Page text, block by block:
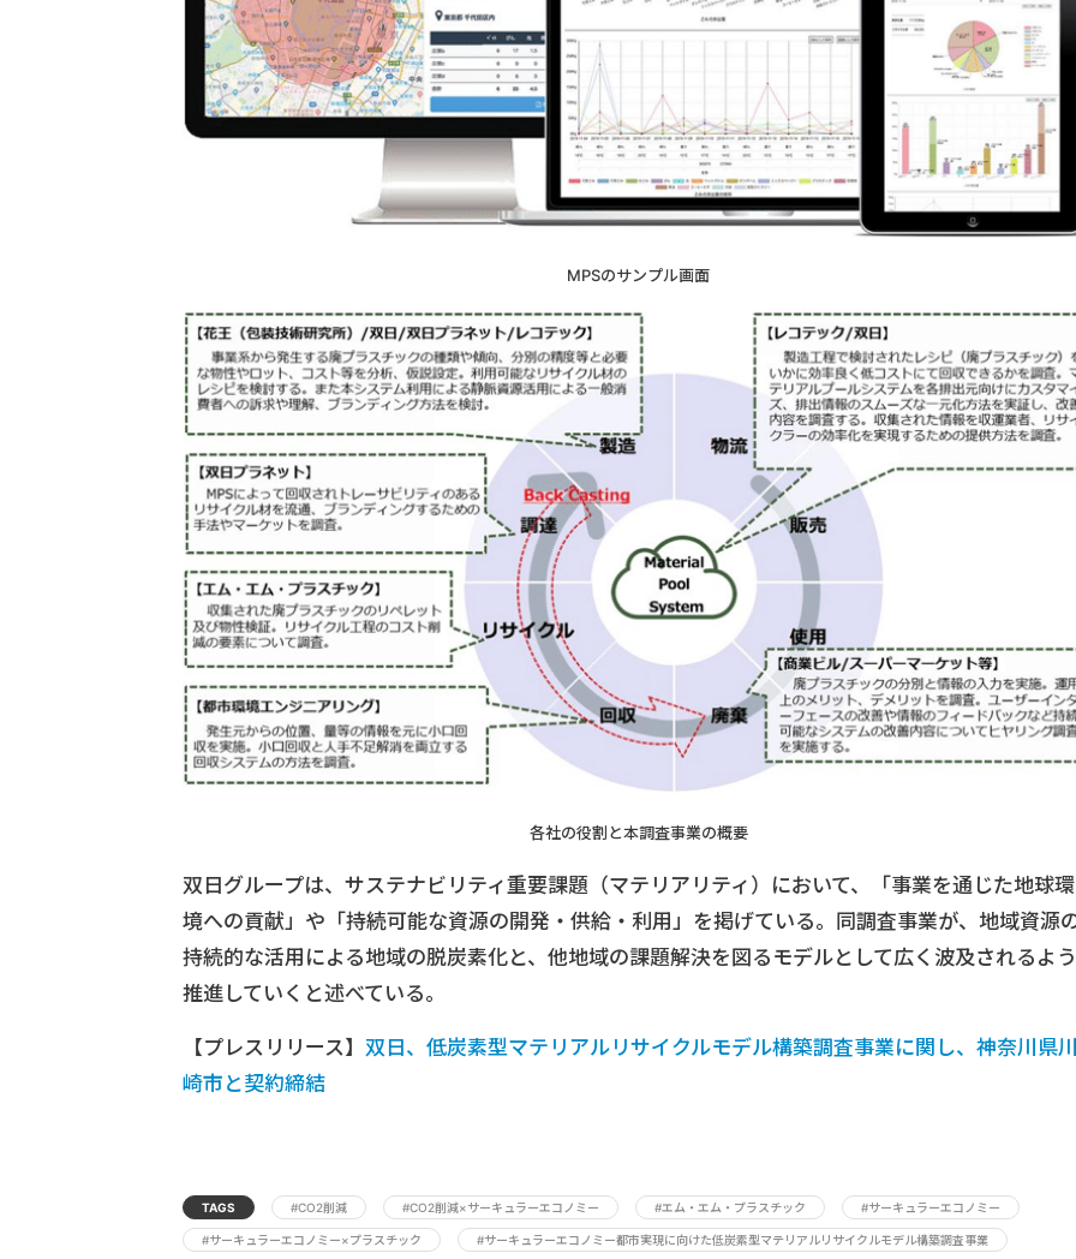
MPSのサンプル画面
各社の役割と本調査事業の概要
双日グループは、サステナビリティ重要課題（マテリアリティ）において、「事業を通じた地球環
境への貢献」や「持続可能な資源の開発・供給・利用」を掲げている。同調査事業が、地域資源
持続的な活用による地域の脱炭素化と、他地域の課題解決を図るモデルとして広く波及されるよう
推進していくと述べている。
【プレスリリース】 双日、低炭素型マテリアルリサイクルモデル構築調査事業に関し、神奈川県
崎市と契約締結
TAGS #CO2削減 #CO2削減×サーキュラーエコノミー #エム・エム・プラスチック #サーキュラーエコノミー
#サーキュラーエコノミー×プラスチック #サーキュラーエコノミー都市実現に向けた低炭素型マテリアルリサイクルモデル構築調査事業